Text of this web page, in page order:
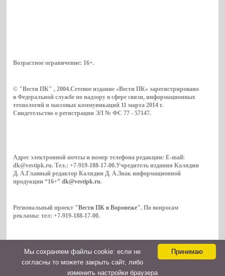
Возрастное ограничение: 16+.
© "Вести ПК" , 2004.Сетевое издание «Вести ПК» зарегистрировано
в Федеральной службе по надзору в сфере связи, информационных
технологий и массовых коммуникаций 11 марта 2014 г.
Свидетельство о регистрации ЭЛ № ФС 77 - 57147.
Адрес электронной почты и номер телефона редакции: E-mail:
dk@vestipk.ru. Тел.: +7-919-188-17-00.Учредитель издания Калядин
Д. А.Главный редактор Калядин Д. А.Знак информационной
продукции “16+”dk@vestipk.ru.
Региональный проект "Вести ПК в Воронеже". По вопросам
рекламы: тел: +7-919-188-17-00.
Copyright © 2026. ВестиПК в Воронеже
Контакты
Принимаю
Мы cохраняем файлы cookie: если не
согласны то можете закрыть сайт, либо
изменить настройки браузера